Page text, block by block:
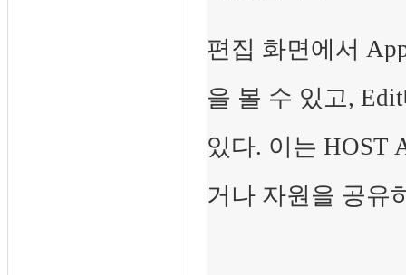
편집 화면에서
을 볼 수 있고,
있다. 이는 HOST
거나 자원을 공유